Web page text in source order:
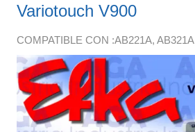
Variotouch V900
COMPATIBLE CON :AB221A,